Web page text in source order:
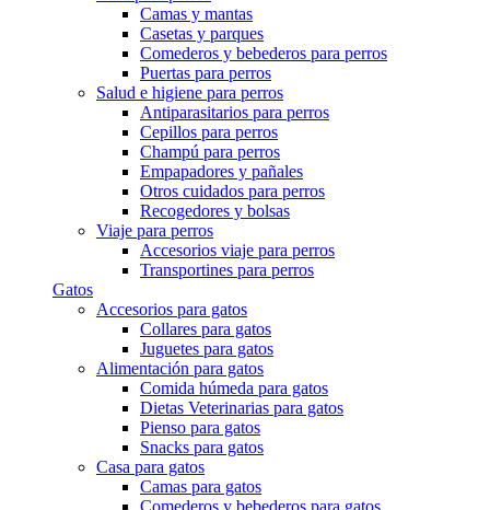
Camas y mantas
Casetas y parques
Comederos y bebederos para perros
Puertas para perros
Salud e higiene para perros
Antiparasitarios para perros
Cepillos para perros
Champú para perros
Empapadores y pañales
Otros cuidados para perros
Recogedores y bolsas
Viaje para perros
Accesorios viaje para perros
Transportines para perros
Gatos
Accesorios para gatos
Collares para gatos
Juguetes para gatos
Alimentación para gatos
Comida húmeda para gatos
Dietas Veterinarias para gatos
Pienso para gatos
Snacks para gatos
Casa para gatos
Camas para gatos
Comederos y bebederos para gatos